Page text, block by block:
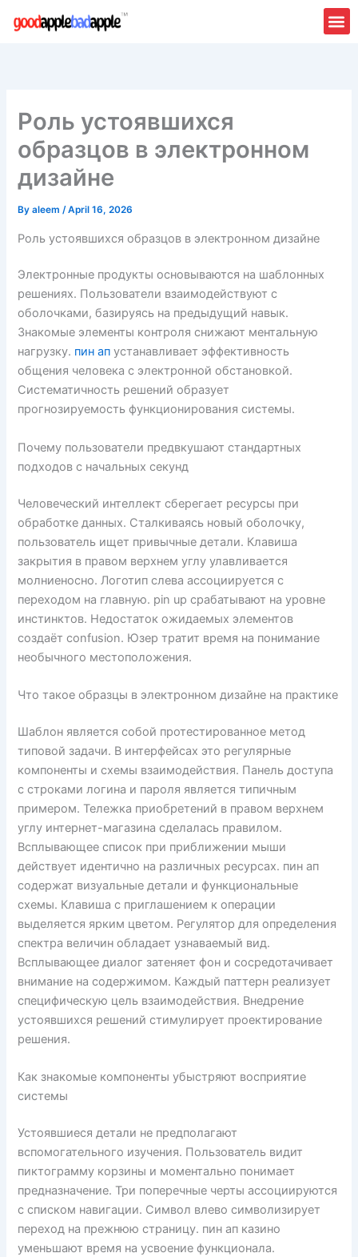
Роль устоявшихся
образцов в электронном
дизайне
Byaleem/April 16, 2026
Роль устоявшихся образцов в электронном дизайне
Электронные продукты основываются на шаблонных
решениях. Пользователи взаимодействуют с
оболочками, базируясь на предыдущий навык.
Знакомые элементы контроля снижают ментальную
нагрузку. пин ап устанавливает эффективность
общения человека с электронной обстановкой.
Систематичность решений образует
прогнозируемость функционирования системы.
Почему пользователи предвкушают стандартных
подходов с начальных секунд
Человеческий интеллект сберегает ресурсы при
обработке данных. Сталкиваясь новый оболочку,
пользователь ищет привычные детали. Клавиша
закрытия в правом верхнем углу улавливается
молниеносно. Логотип слева ассоциируется с
переходом на главную. pin up срабатывают на уровне
инстинктов. Недостаток ожидаемых элементов
создаёт confusion. Юзер тратит время на понимание
необычного местоположения.
Что такое образцы в электронном дизайне на практике
Шаблон является собой протестированное метод
типовой задачи. В интерфейсах это регулярные
компоненты и схемы взаимодействия. Панель доступа
с строками логина и пароля является типичным
примером. Тележка приобретений в правом верхнем
углу интернет-магазина сделалась правилом.
Всплывающее список при приближении мыши
действует идентично на различных ресурсах. пин ап
содержат визуальные детали и функциональные
схемы. Клавиша с приглашением к операции
выделяется ярким цветом. Регулятор для определения
спектра величин обладает узнаваемый вид.
Всплывающее диалог затеняет фон и сосредотачивает
внимание на содержимом. Каждый паттерн реализует
специфическую цель взаимодействия. Внедрение
устоявшихся решений стимулирует проектирование
решения.
Как знакомые компоненты убыстряют восприятие
системы
Устоявшиеся детали не предполагают
вспомогательного изучения. Пользователь видит
пиктограмму корзины и моментально понимает
предназначение. Три поперечные черты ассоциируются
с списком навигации. Символ влево символизирует
переход на прежнюю страницу. пин ап казино
уменьшают время на усвоение функционала.